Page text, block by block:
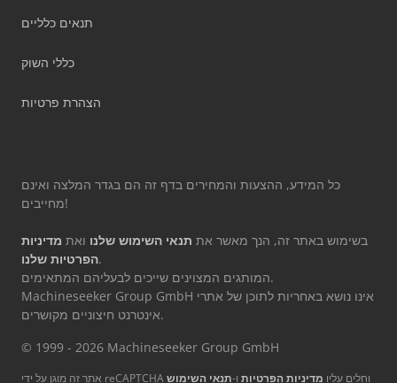
תנאים כלליים
כללי השוק
הצהרת פרטיות
כל המידע, ההצעות והמחירים בדף זה הם בגדר המלצה ואינם
מחייבים!
בשימוש באתר זה, הנך מאשר את תנאי השימוש שלנו ואת מדיניות
הפרטיות שלנו.
המותגים המצוינים שייכים לבעליהם המתאימים.
Machineseeker Group GmbH אינו נושא באחריות לתוכן של אתרי
אינטרנט חיצוניים מקושרים.
© 1999 - 2026 Machineseeker Group GmbH
אתר זה מוגן על ידי reCAPTCHA וחלים עליו מדיניות הפרטיות ו-תנאי השימוש